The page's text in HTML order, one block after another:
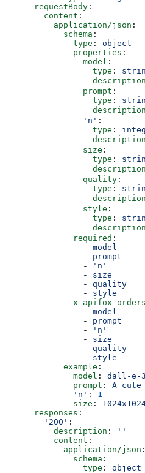
      requestBody
:
        content
:
          application/json
:
            schema
:
              type
: object
              properties
:
                model
:
                  type
:
                  description
                prompt
:
                  type
:
                  description
                'n'
:
                  type
:
                  description
                size
:
                  type
:
                  description
                quality
:
                  type
:
                  description
                style
:
                  type
:
                  description
              required
:
                -
model
                -
prompt
                -
'n'
                -
size
                -
quality
                -
style
              x-apifox-orders
                -
model
                -
prompt
                -
'n'
                -
size
                -
quality
                -
style
            example
:
              model
: dall-e-3
              prompt
: A cute
              'n'
: 1
              size
:
      responses
:
        '200'
:
          description
:
''
          content
:
            application/json
:
              schema
:
                type
: object